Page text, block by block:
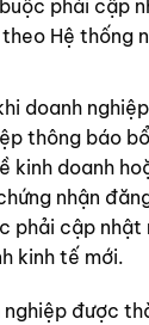
phải cập
theo Hệ thống
doanh
thông báo
kinh doanh
nhận
phải cập nhật
kinh tế mới.
được